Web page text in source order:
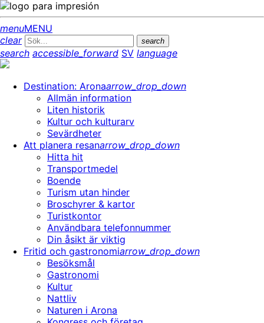
menuMENU
clear
search
search accessible_forward SV language
Destination: Aronaarrow_drop_down
Allmän information
Liten historik
Kultur och kulturarv
Sevärdheter
Att planera resanarrow_drop_down
Hitta hit
Transportmedel
Boende
Turism utan hinder
Broschyrer & kartor
Turistkontor
Användbara telefonnummer
Din åsikt är viktig
Fritid och gastronomiarrow_drop_down
Besöksmål
Gastronomi
Kultur
Nattliv
Naturen i Arona